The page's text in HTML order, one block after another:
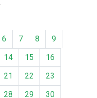
6 7 8
9
14 15
16
21 22
23
28 29
30